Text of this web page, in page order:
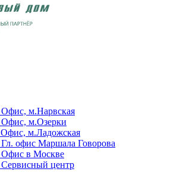
Офис, м.Нарвская
Офис, м.Озерки
Офис, м.Ладожская
Гл. офис Маршала Говорова
Офис в Москве
Сервисный центр